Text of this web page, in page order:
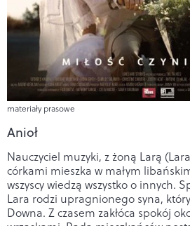
materiały prasowe
Anioł
Nauczyciel muzyki, z żoną Larą
córkami mieszka w małym
wszyscy wiedzą wszystko o innych.
Lara rodzi upragnionego syna,
Downa. Z czasem zakłóca spokój